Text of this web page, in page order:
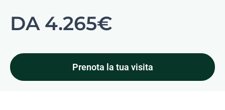
DA 4.265€
Prenota la tua visita